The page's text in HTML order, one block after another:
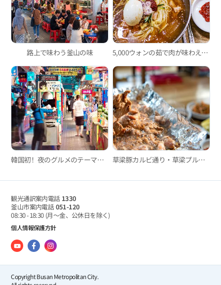
路上で味わう釜山の味 5,000ウォンの茹で肉が味わえるミルミョン(小麦冷麵)の有名店、イルミミルミョン
韓国初！夜のグルメのテーマパーク、富平カントン夜市 草梁豚カルビ通り・草梁プルゴギ通り
観光通訳案内電話 1330
釜山市案内電話051-120
08:30 - 18:30 (月～金、公休日を除く)
個人情報保護方針
Copyright Busan Metropolitan City.